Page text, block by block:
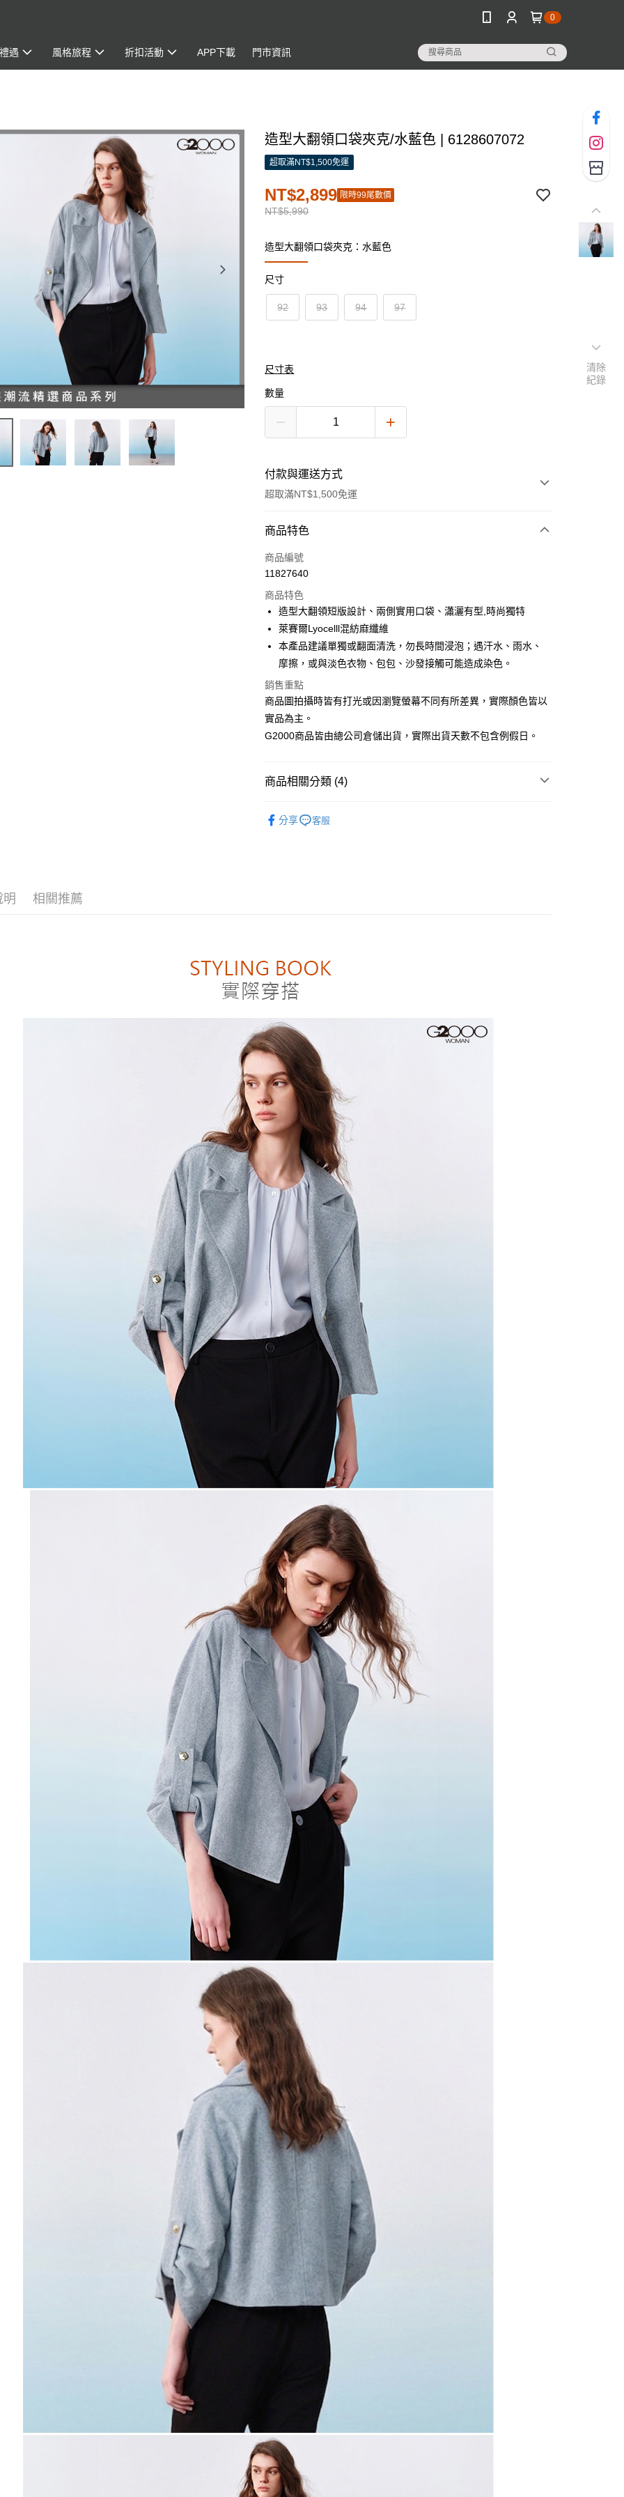
0
遇 風格旅程 折扣活動 APP下載 門市資訊
造型大翻領口袋夾克/水藍色 | 6128607072
超取滿NT$1,500免運
NT$5,990
NT$2,899 限時99尾數價
造型大翻領口袋夾克：水藍色
尺寸
92 93 94 97
尺寸表
數量
付款與運送方式
超取滿NT$1,500免運
付款方式
信用卡一次付款
3 期 0 利率 每期 NT$998 21家銀行
合作金庫商業銀行
華南商業銀行
彰化商業銀行
國泰世華商業銀行
兆豐國際商業銀行
臺灣中小企業銀行
匯豐（台灣）商業銀行
華泰商業銀行
聯邦商業銀行
玉山商業銀行
星展（台灣）商業銀行
LINE Pay
街口支付
悠遊付
Google Pay
AFTEE先享後付
【關於「AFTEE先享後付」】
AFTEE先享後付是「在收到商品之後才付款」的支付方式。 讓您購物簡單
／ATM／網路銀行／等多元方式進行付款，方視為交易完成。
※ 請注意：結帳手續完成當下不需立刻繳費，但若您需要取消訂單，請聯
絡購買商品的店家。未經商家同意取消之訂單仍視為有效，需透過AFTEE
先享後付繳納相關費用。
是否繳費成功／繳費後需取消欲退款等相關疑問，請聯繫「AFTEE先享後
付客戶支援中心」
https://netprotections.freshdesk.com/support/home
【注意事項】
１．透過由恩沛科技股份有限公司提供之「AFTEE先享後付」服務完成之
交易，需依本服務之必要範圍內提供個人資料，並將交易相關給付款項請
求債權轉讓予恩沛科技股份有限公司。
２．關於個人資料處理事宜，請瀏覽以下網址：
https://aftee.tw/terms/#terms3
３．未成年的使用者請事先徵得法定代理人或監護人之同意方可使用
「AFTEE先享後付」，若未經同意申辦者引起之損失，本公司不負相關責
任。
４．使用「AFTEE先享後付」時，將依據個別帳號之用戶狀況，依本公司
即時審查核予不同之上限額度；若仍有額度不足之情形，本公司將視審查
結果請求用戶進行身份認證。
５．嚴禁一人註冊多個帳號或使用他人資訊註冊。若發現惡意使用之情
形，恩沛科技股份有限公司將有權停止該用戶之使用額度並採取法律行
動。
ATM付款
每筆NT$80，滿NT$1,500(含以上)免運費
付款後7-11取貨
宅配
每筆NT$120，滿NT$1,500(含以上)免運費
商品特色
商品編號
11827640
商品特色
造型大翻領短版設計、兩側實用口袋、瀟灑有型,時尚獨特
萊賽爾Lyocelll混紡麻纖維
本產品建議單獨或翻面清洗，勿長時間浸泡；遇汗水、雨水、
摩擦，或與淡色衣物、包包、沙發接觸可能造成染色。
銷售重點
商品圖拍攝時皆有打光或因瀏覽螢幕不同有所差異，實際顏色皆以
實品為主。
G2000商品皆由總公司倉儲出貨，實際出貨天數不包含例假日。
商品相關分類 (4)
分享 客服
明 相關推薦
清除
紀錄